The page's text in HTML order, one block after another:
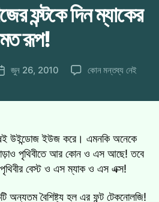
ফন্টকে দিন ম্যাকের
মত রূপ!
জুন 26, 2010
আপনার
মত
রূপ!
কোন মন্তব্য নেই
উইন্ডোজ ইউজ করে। এমনকি অনেকে
পৃথিবীতে আর কোন ও এস আছে! তবে
বেস্ট ও এস ম্যাক ও এস এক্স!
বৈশিষ্ট্য হল এর ফন্ট টেকনোলজি!